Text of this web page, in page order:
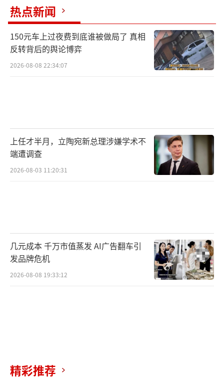
热点新闻
150元车上过夜费到底谁被做局了 真相
反转背后的舆论博弈
2026-08-08 22:34:07
上任才半月，立陶宛新总理涉嫌学术不
端遭调查
2026-08-03 11:20:31
几元成本 千万市值蒸发 AI广告翻车引
发品牌危机
2026-08-08 19:33:12
精彩推荐